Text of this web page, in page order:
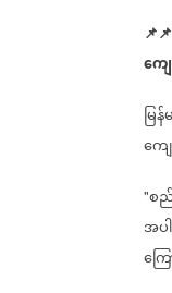
📌📌
ကျ
မြ
ကျ
"စ
အပ
ကြ